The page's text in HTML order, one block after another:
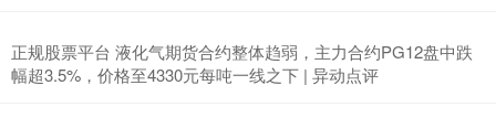
正规股票平台 液化气期货合约整体趋弱，主力合约PG12盘中跌
幅超3.5%，价格至4330元每吨一线之下 | 异动点评